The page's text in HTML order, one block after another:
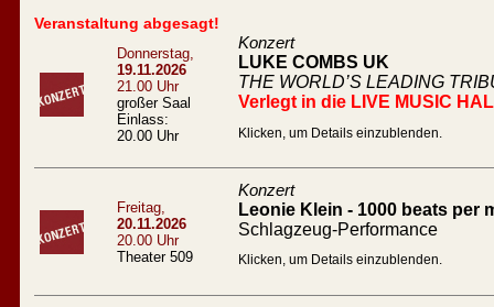
Veranstaltung abgesagt!
Donnerstag,
19.11.2026
21.00 Uhr
großer Saal
Einlass:
20.00 Uhr
Konzert
LUKE COMBS UK
THE WORLD’S LEADING
Verlegt in die LIVE MUSIC
Klicken, um Details einzublenden.
Freitag,
20.11.2026
20.00 Uhr
Theater 509
Konzert
Leonie Klein - 1000 beats per
Schlagzeug-Performance
Klicken, um Details einzublenden.